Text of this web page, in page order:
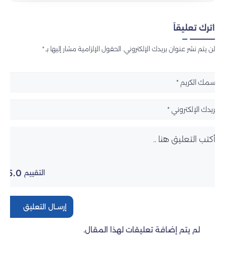
اترك تعليقاً
لن يتم نشر عنوان بريدك الإلكتروني. الحقول الإلزامية مشار إليها بـ *
التقييم 5.0
إرســال التعليق
لم يتم إضافة تعليقات لهذا المقال.